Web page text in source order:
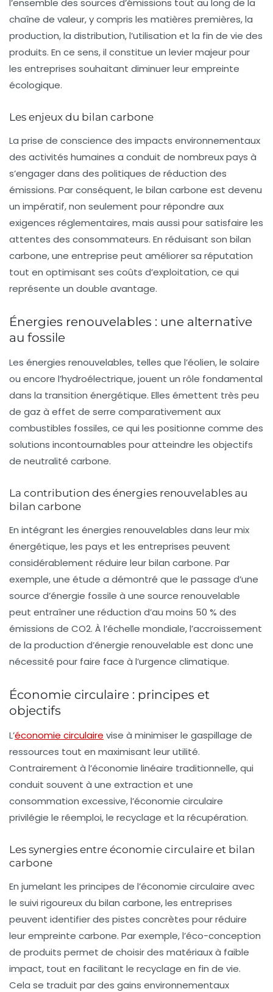
l’ensemble des sources d’émissions tout au long de la
chaîne de valeur, y compris les matières premières, la
production, la distribution, l’utilisation et la fin de vie des
produits. En ce sens, il constitue un levier majeur pour
les entreprises souhaitant diminuer leur empreinte
écologique.
Les enjeux du bilan carbone
La prise de conscience des impacts environnementaux
des activités humaines a conduit de nombreux pays à
s’engager dans des politiques de réduction des
émissions. Par conséquent, le bilan carbone est devenu
un impératif, non seulement pour répondre aux
exigences réglementaires, mais aussi pour satisfaire les
attentes des consommateurs. En réduisant son bilan
carbone, une entreprise peut améliorer sa réputation
tout en optimisant ses coûts d’exploitation, ce qui
représente un double avantage.
Énergies renouvelables : une alternative
au fossile
Les énergies renouvelables, telles que l’éolien, le solaire
ou encore l’hydroélectrique, jouent un rôle fondamental
dans la transition énergétique. Elles émettent très peu
de gaz à effet de serre comparativement aux
combustibles fossiles, ce qui les positionne comme des
solutions incontournables pour atteindre les objectifs
de neutralité carbone.
La contribution des énergies renouvelables au
bilan carbone
En intégrant les énergies renouvelables dans leur mix
énergétique, les pays et les entreprises peuvent
considérablement réduire leurbilan carbone. Par
exemple, une étude a démontré que le passage d’une
source d’énergie fossile à une source renouvelable
peut entraîner une réduction d’au moins 50 % des
émissions de CO2. À l’échelle mondiale, l’accroissement
de la production d’énergie renouvelable est donc une
nécessité pour faire face à l’urgence climatique.
Économie circulaire : principes et
objectifs
L’économie circulaire vise à minimiser le gaspillage de
ressources tout en maximisant leur utilité.
Contrairement à l’économie linéaire traditionnelle, qui
conduit souvent à une extraction et une
consommation excessive, l’économie circulaire
privilégie le réemploi, le recyclage et la récupération.
Les synergies entre économie circulaire et bilan
carbone
En jumelant les principes de l’économie circulaire avec
le suivi rigoureux du bilan carbone, les entreprises
peuvent identifier des pistes concrètes pour réduire
leur empreinte carbone. Par exemple, l’éco-conception
de produits permet de choisir des matériaux à faible
impact, tout en facilitant le recyclage en fin de vie.
Cela se traduit par des gains environnementaux